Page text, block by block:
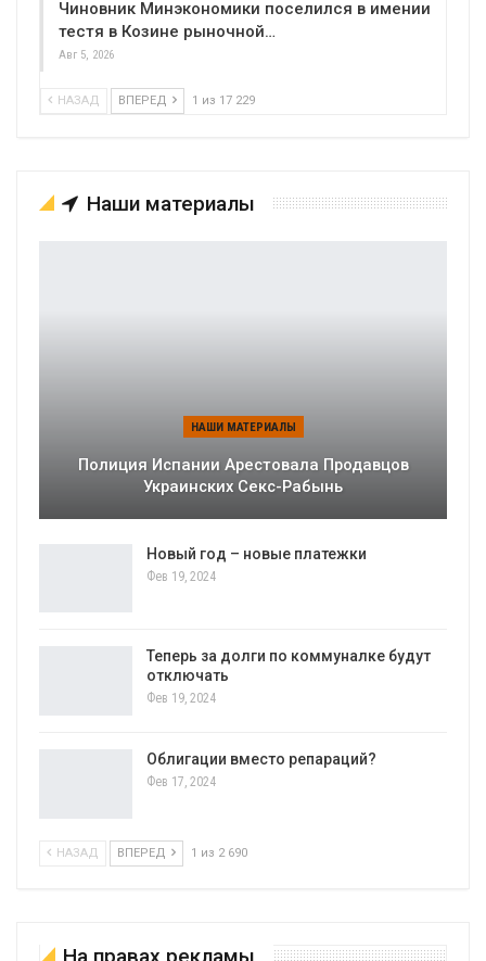
Чиновник Минэкономики поселился в имении
тестя в Козине рыночной…
Авг 5, 2026
НАЗАД ВПЕРЕД 1 из 17 229
Наши материалы
НАШИ МАТЕРИАЛЫ
Полиция Испании Арестовала Продавцов
Украинских Секс-Рабынь
Новый год – новые платежки
Фев 19, 2024
Теперь за долги по коммуналке будут
отключать
Фев 19, 2024
Облигации вместо репараций?
Фев 17, 2024
НАЗАД ВПЕРЕД 1 из 2 690
На правах рекламы